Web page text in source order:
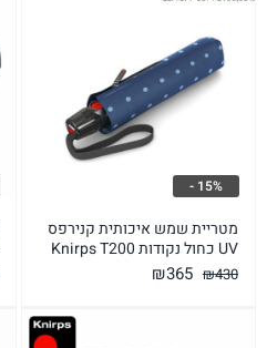
מטריית שמש איכותית קנירפס
UV כחול נקודות Knirps T200
₪430
המחיר
₪365
15% -